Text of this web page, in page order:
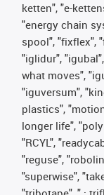
ketten", "e-
"energy chain
spool", "fixflex",
"iglidur",
what moves",
"iguversum",
plastics",
longer life",
"RCYL",
"reguse",
"superwise",